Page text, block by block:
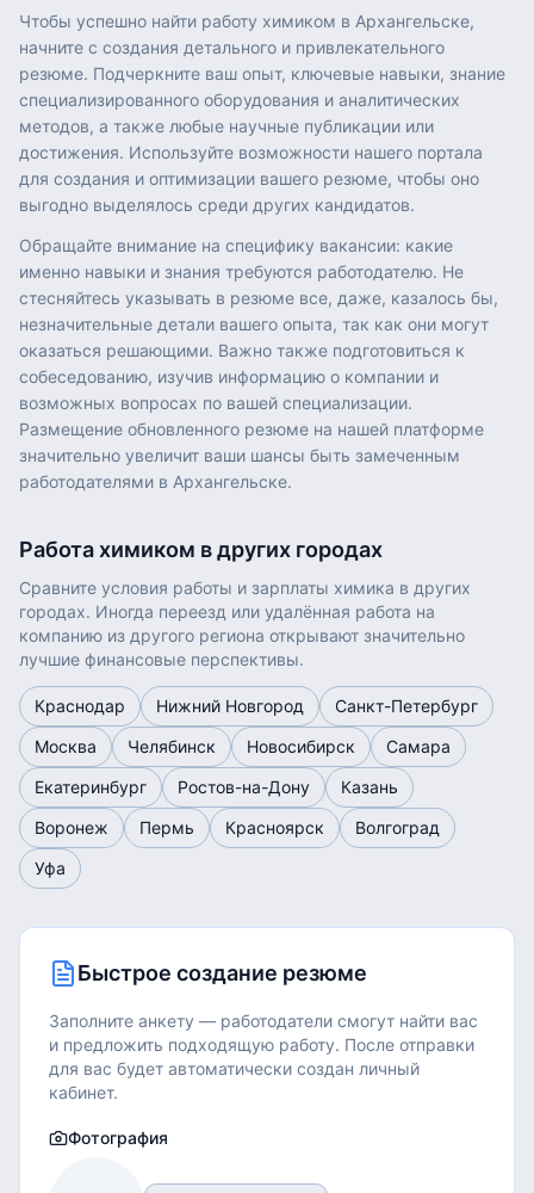
Чтобы успешно найти работу химиком в Архангельске,
начните с создания детального и привлекательного
резюме. Подчеркните ваш опыт, ключевые навыки, знание
специализированного оборудования и аналитических
методов, а также любые научные публикации или
достижения. Используйте возможности нашего портала
для создания и оптимизации вашего резюме, чтобы оно
выгодно выделялось среди других кандидатов.
Обращайте внимание на специфику вакансии: какие
именно навыки и знания требуются работодателю. Не
стесняйтесь указывать в резюме все, даже, казалось бы,
незначительные детали вашего опыта, так как они могут
оказаться решающими. Важно также подготовиться к
собеседованию, изучив информацию о компании и
возможных вопросах по вашей специализации.
Размещение обновленного резюме на нашей платформе
значительно увеличит ваши шансы быть замеченным
работодателями в Архангельске.
Работахимиком в других городах
Сравните условия работы и зарплаты химика в других
городах. Иногда переезд или удалённая работа на
компанию из другого региона открывают значительно
лучшие финансовые перспективы.
Краснодар Нижний Новгород
Санкт-Петербург
Москва
Челябинск Новосибирск
Самара
Екатеринбург
Ростов-на-Дону
Казань
Воронеж
Пермь Красноярск
Волгоград
Уфа
Быстрое создание резюме
Заполните анкету — работодатели смогут найти вас
и предложить подходящую работу. После отправки
для вас будет автоматически создан личный
кабинет.
Фотография